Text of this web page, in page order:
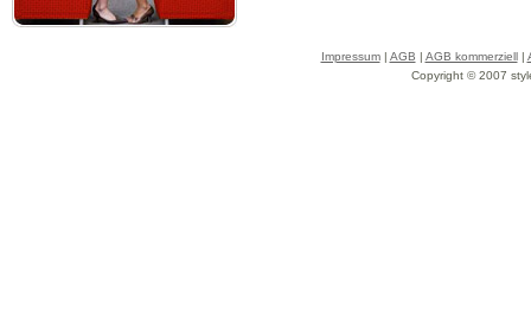
Impressum| AGB | AGB kommerziell|
Copyright © 2007